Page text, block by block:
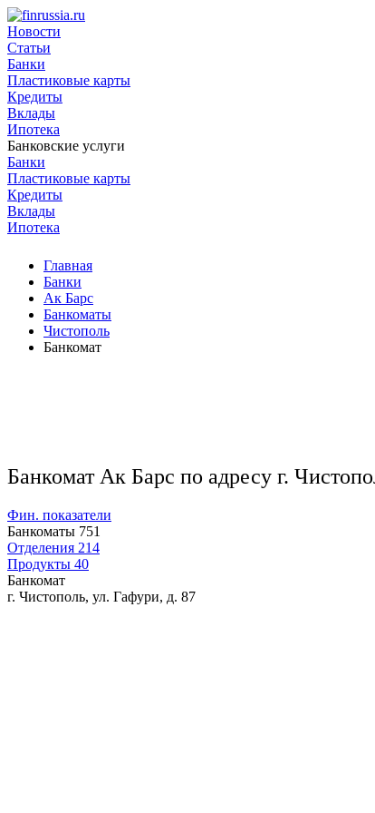
Новости
Статьи
Банки
Пластиковые карты
Кредиты
Вклады
Ипотека
Банковские услуги
Банки
Пластиковые карты
Кредиты
Вклады
Ипотека
Главная
Банки
Ак Барс
Банкоматы
Чистополь
Банкомат
Банкомат Ак Барс по адресу г.
Фин. показатели
Банкоматы 751
Отделения 214
Продукты 40
Банкомат
г. Чистополь, ул. Гафури, д. 87